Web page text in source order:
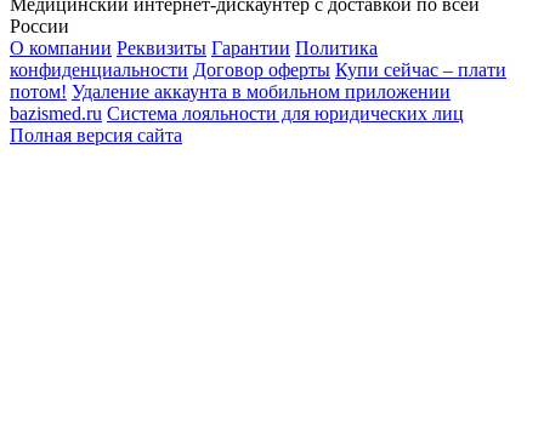
России
О компании Реквизиты Гарантии Политика
конфиденциальности Договор оферты Купи сейчас – плати
потом! Удаление аккаунта в мобильном приложении
bazismed.ru Система лояльности для юридических лиц
Полная версия сайта